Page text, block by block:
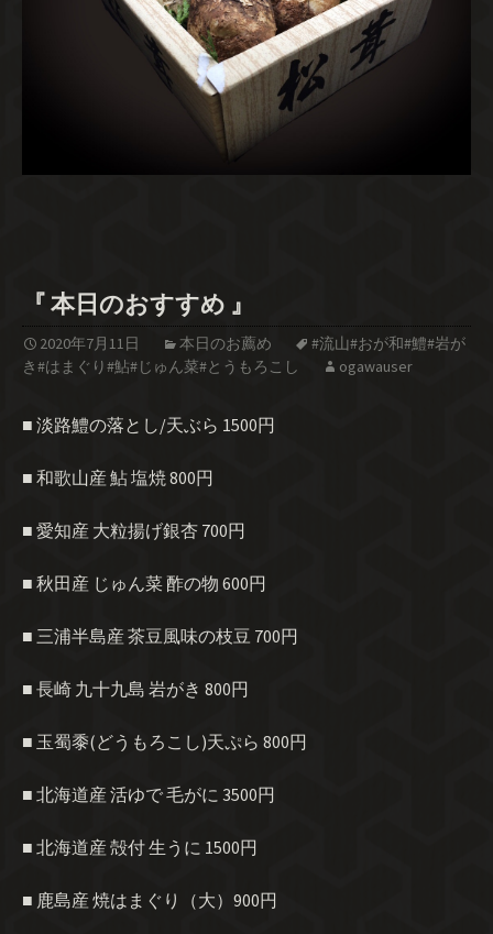
『 本日のおすすめ 』
2020年7月11日 本日のお薦め
#流山#おが和#鱧#岩が
き#はまぐり#鮎#じゅん菜#とうもろこし
ogawauser
■ 淡路鱧の落とし/天ぶら 1500円
■ 和歌山産 鮎 塩焼 800円
■ 愛知産 大粒揚げ銀杏 700円
■ 秋田産 じゅん菜 酢の物 600円
■ 三浦半島産 茶豆風味の枝豆 700円
■ 長崎 九十九島 岩がき 800円
■ 玉蜀黍(どうもろこし)天ぷら 800円
■ 北海道産 活ゆで 毛がに 3500円
■ 北海道産 殻付 生うに 1500円
■ 鹿島産 焼はまぐり（大）900円